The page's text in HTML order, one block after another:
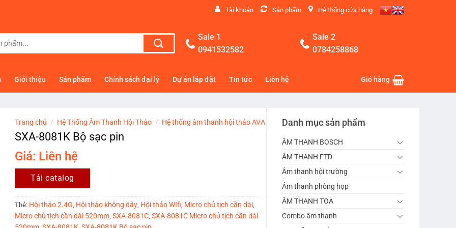
Tài khoản Sản phẩm Hệ thống cửa hàng
Sale 1
0941532582
Sale 2
0784258868
Giới thiệu Sản phẩm Chính sách đại lý Dự án lắp đặt Tin tức Liên hệ Giỏ hàng
Danh mục sản phẩm
ÂM THANH BOSCH
ÂM THANH FTD
Âm thanh hội trường
Âm thanh phòng họp
ÂM THANH TOA
Combo âm thanh
Trang chủ / Hệ Thống Âm Thanh Hội Thảo / Hệ thống âm thanh hội thảo AVA
SXA-8081K Bộ sạc pin
Giá: Liên hệ
Tải catalog
Thẻ: Hội thảo 2.4G, Hội thảo không dây, Hội thảo WIfi, Micro chủ tịch cần dài,
Micro chủ tịch cần dài 520mm, SXA-8081C, SXA-8081C Micro chủ tịch cần dài